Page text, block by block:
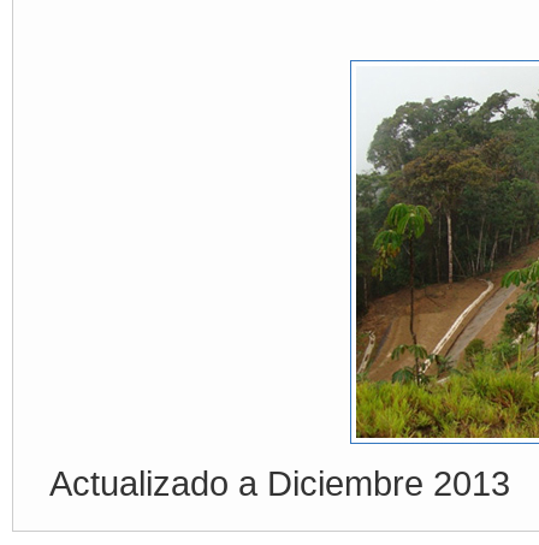
Actualizado a Diciembre 2013